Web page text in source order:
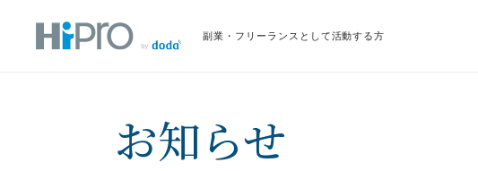
副業・フリーランスとして活動する方
お知らせ